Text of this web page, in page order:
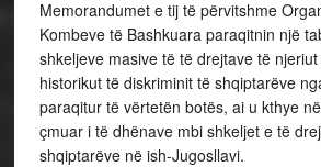
Memorandumet e tij të përvitshme
Kombeve të Bashkuara paraqitnin një
shkeljeve masive të të drejtave të
historikut të diskriminit të shqiptarëve
paraqitur të vërtetën botës, ai u kthye
çmuar i të dhënave mbi shkeljet e të
shqiptarëve në ish-Jugosllavi.